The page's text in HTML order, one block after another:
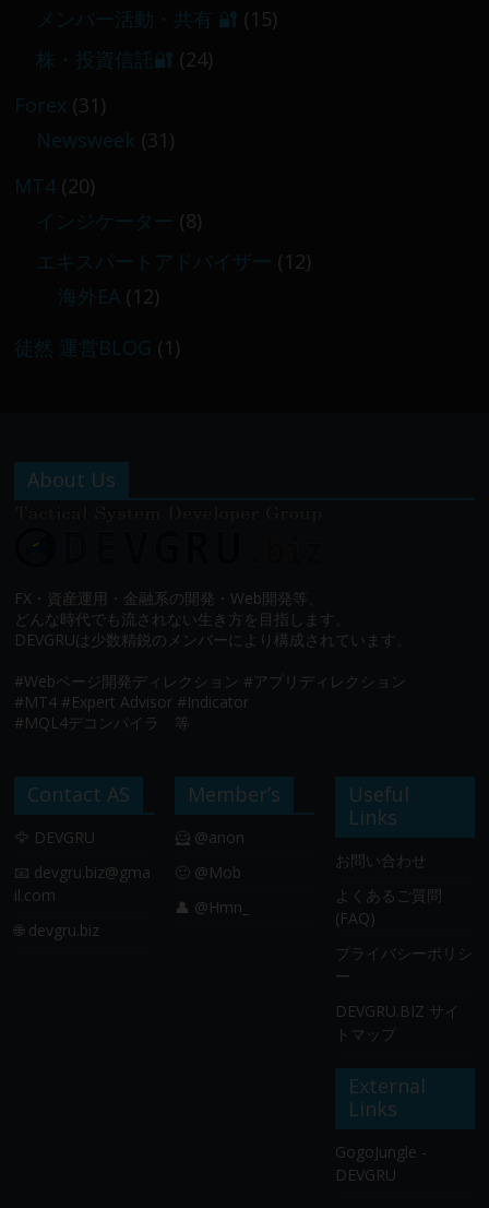
メンバー活動・共有 🔐 (15)
株・投資信託🔐 (24)
Forex (31)
Newsweek (31)
MT4(20)
インジケーター (8)
エキスパートアドバイザー (12)
海外EA (12)
徒然 運営BLOG (1)
About Us
FX・資産運用・金融系の開発・Web開発等、
どんな時代でも流されない生き方を目指します。
DEVGRUは少数精鋭のメンバーにより構成されています。
#Webページ開発ディレクション #アプリディレクション
#MT4 #Expert Advisor #Indicator
#MQL4デコンパイラ 等
Contact AS
🦅 DEVGRU
📧 devgru.biz@gma
il.com
🌐 devgru.biz
Member’s
🦸 @anon
🙂 @Mob
👤 @Hmn_
Useful
Links
お問い合わせ
よくあるご質問
(FAQ)
プライバシーポリシ
ー
DEVGRU.BIZ サイ
トマップ
External
Links
GogoJungle -
DEVGRU